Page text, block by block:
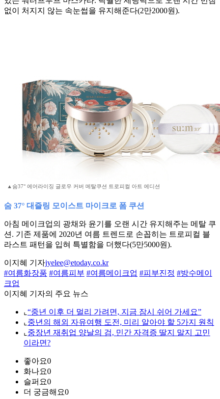
없이 처지지 않는 속눈썹을 유지해준다(2만2000원).
▲숨37° 에어라이징 글로우 커버 메탈쿠션 트로피컬 아트 에디션
숨 37° 대즐링 모이스트 마이크로 폼 쿠션
아침 메이크업의 광채와 윤기를 오랜 시간 유지해주는 메탈 쿠
션. 기존 제품에 2020년 여름 트렌드로 손꼽히는 트로피컬 블
라스트 패턴을 입혀 특별함을 더했다(5만5000원).
이지혜 기자jyelee@etoday.co.kr
#여름화장품 #여름피부 #여름메이크업 #피부진정 #방수메이
크업
이지혜 기자의 주요 뉴스
⌞ “중년 이후 더 멀리 가려면, 지금 잠시 쉬어 가세요”
⌞ 중년의 해외 자유여행 도전, 미리 알아야 할 5가지 원칙
⌞ 중장년 재취업 양날의 검, 민간 자격증 딸지 말지 고민
이라면?
좋아요0
화나요0
슬퍼요0
더 궁금해요0